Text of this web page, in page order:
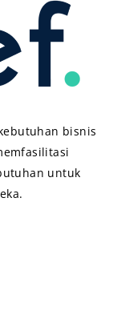
bisnis
untuk